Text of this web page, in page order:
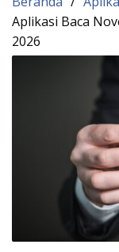
Aplikasi Baca
2026